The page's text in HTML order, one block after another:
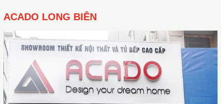
ACADO LONG BIÊN